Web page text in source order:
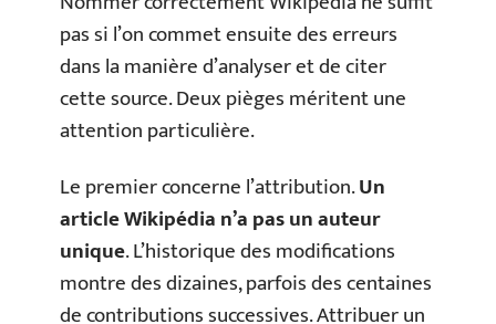
pas si l’on commet ensuite des erreurs
dans la manière d’analyser et de citer
cette source. Deux pièges méritent une
attention particulière.
Le premier concerne l’attribution.Un
article Wikipédia n’a pas un auteur
unique. L’historique des modifications
montre des dizaines, parfois des centaines
de contributions successives. Attribuer un